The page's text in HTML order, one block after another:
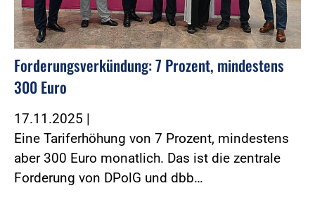
Forderungsverkündung: 7 Prozent, mindestens
300 Euro
17.11.2025 |
Eine Tariferhöhung von 7 Prozent, mindestens
aber 300 Euro monatlich. Das ist die zentrale
Forderung von DPolG und dbb…